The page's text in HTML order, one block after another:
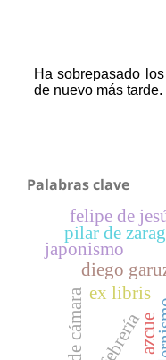
Palabras clave
ex libris
pilar de
diego
felipe de
japonismo